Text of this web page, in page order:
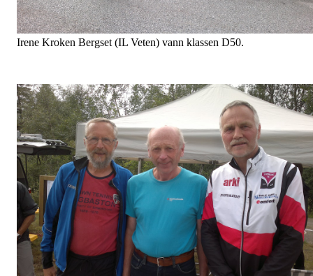
Irene Kroken Bergset (IL Veten) vann klassen D50.